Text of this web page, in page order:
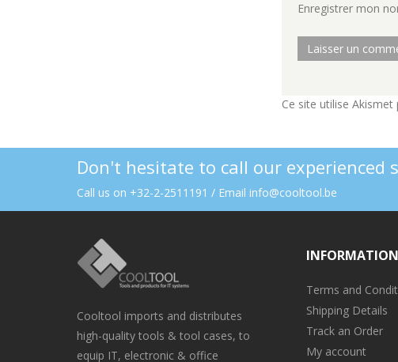
Enregistrer mon
Ce site utilise Akismet
Don't hesitate to call our experienced
Call us on +32-2-2511191 / Email info@cooltool.be
Cooltool imports and distributes
high-quality tools & tool cases, to
equip IT, electronic & office
INFORMATION
Terms and
Shipping Details
Track an Order
My account